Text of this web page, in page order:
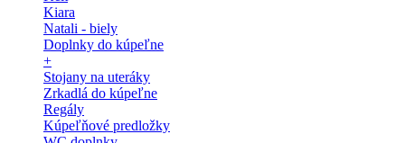
Kiara
Natali - biely
Doplnky do kúpeľne
+
Stojany na uteráky
Zrkadlá do kúpeľne
Regály
Kúpeľňové predložky